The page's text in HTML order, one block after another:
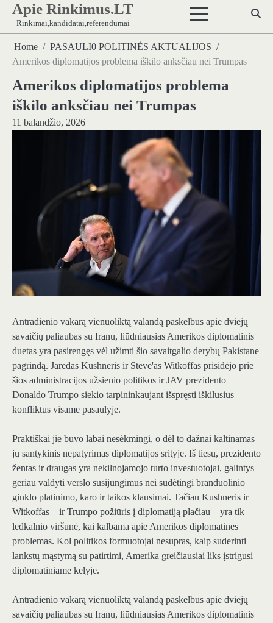
Skip
content
Apie Rinkimus.LT
Rinkimai,kandidatai,referendumai
Home
PASAULI0 POLITINĖS AKTUALIJOS
Amerikos diplomatijos problema iškilo anksčiau nei Trumpas
Amerikos diplomatijos problema
iškilo anksčiau nei Trumpas
11 balandžio, 2026
Antradienio vakarą vienuoliktą valandą paskelbus apie dviejų
savaičių paliaubas su Iranu, liūdniausias Amerikos diplomatinis
duetas yra pasirengęs vėl užimti šio savaitgalio derybų Pakistane
pagrindą. Jaredas Kushneris ir Steve'as Witkoffas prisidėjo prie
šios administracijos užsienio politikos ir JAV prezidento
Donaldo Trumpo siekio tarpininkaujant išspręsti iškilusius
konfliktus visame pasaulyje.
Praktiškai jie buvo labai nesėkmingi, o dėl to dažnai kaltinamas
jų santykinis nepatyrimas diplomatijos srityje. Iš tiesų, prezidento
žentas ir draugas yra nekilnojamojo turto investuotojai, galintys
geriau valdyti verslo susijungimus nei sudėtingi branduolinio
ginklo platinimo, karo ir taikos klausimai. Tačiau Kushneris ir
Witkoffas – ir Trumpo požiūris į diplomatiją plačiau – yra tik
ledkalnio viršūnė, kai kalbama apie Amerikos diplomatines
problemas. Kol politikos formuotojai nesupras, kaip suderinti
lankstų mąstymą su patirtimi, Amerika greičiausiai liks įstrigusi
diplomatiniame kelyje.
Antradienio vakarą vienuoliktą valandą paskelbus apie dviejų
savaičių paliaubas su Iranu, liūdniausias Amerikos diplomatinis